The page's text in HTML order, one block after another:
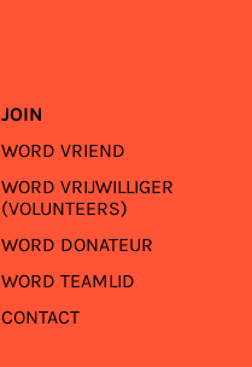
JOIN
WORD VRIEND
WORD VRIJWILLIGER
(VOLUNTEERS)
WORD DONATEUR
WORD TEAMLID
CONTACT